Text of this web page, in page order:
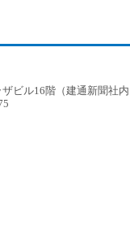
ビル16階（建通新聞社